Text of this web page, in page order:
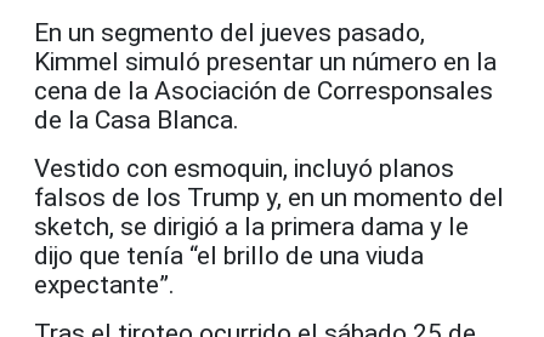
En un segmento del jueves pasado,
Kimmel simuló presentar un número en la
cena de la Asociación de Corresponsales
de la Casa Blanca.
Vestido con esmoquin, incluyó planos
falsos de los Trump y, en un momento del
sketch, se dirigió a la primera dama y le
dijo que tenía “el brillo de una viuda
expectante”.